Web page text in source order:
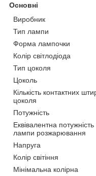
Основні
Виробник
Тип лампи
Форма лампочки
Колір світлодіода
Тип цоколя
Цоколь
Кількість контактних
цоколя
Потужність
Еквівалентна потужність
лампи розжарювання
Напруга
Колір світіння
Мінімальна колірна